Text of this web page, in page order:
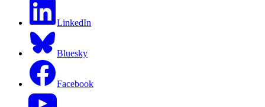
LinkedIn
Bluesky
Facebook